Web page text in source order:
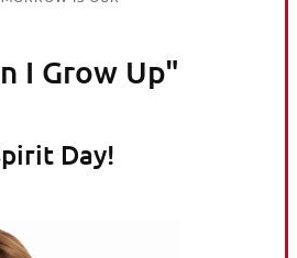
I Grow Up"
Day!